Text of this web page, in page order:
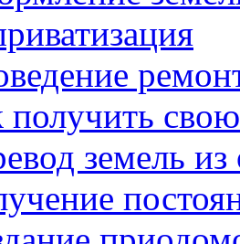
получить
земель